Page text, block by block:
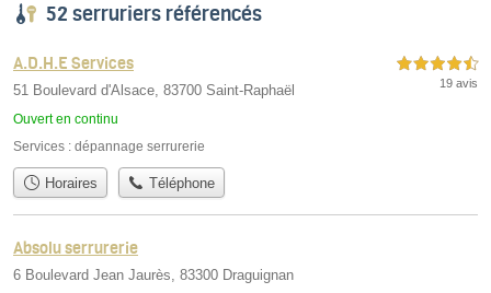
52 serruriers référencés
A.D.H.E Services
51 Boulevard d'Alsace, 83700 Saint-Raphaël
Ouvert en continu
4,5 étoiles sur 5
19 avis
Services : dépannage serrurerie
Horaires Téléphone
Absolu serrurerie
6 Boulevard Jean Jaurès, 83300 Draguignan